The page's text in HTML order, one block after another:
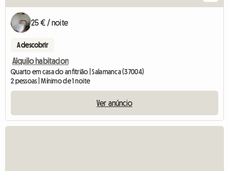
25 € / noite
A descobrir
Alquilo habitacion
Quarto em casa do anfitrião | Salamanca (37004)
2 pessoas | Mínimo de 1 noite
Ver anúncio